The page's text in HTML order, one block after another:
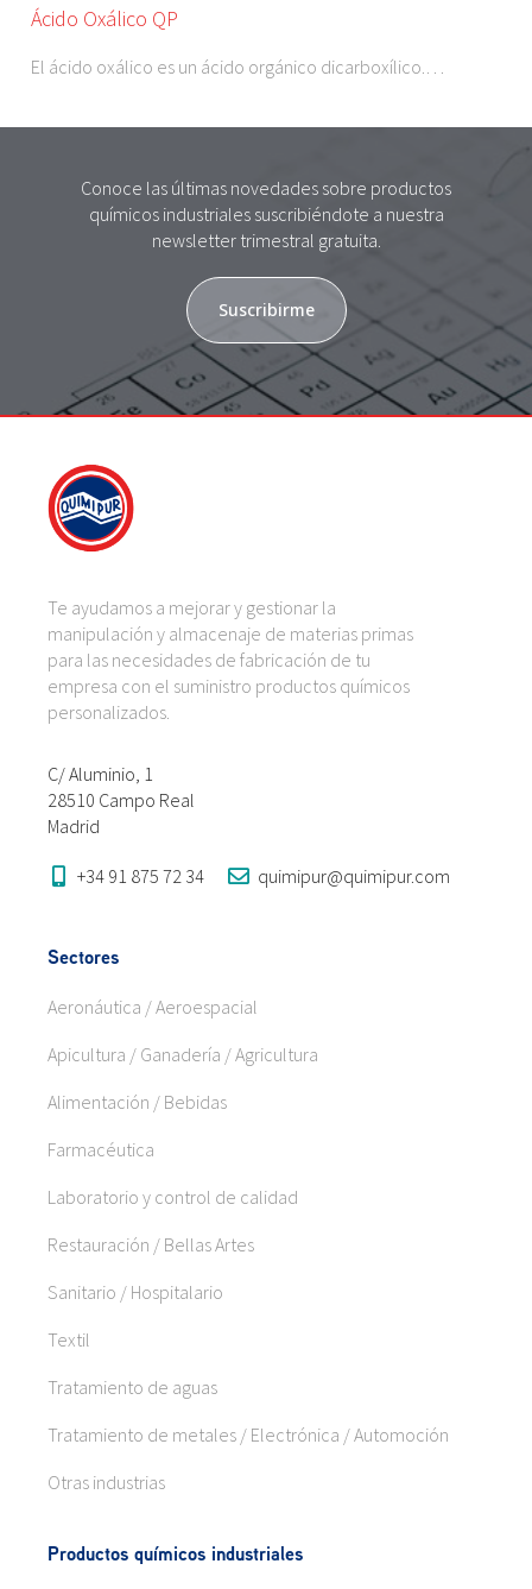
Ácido Oxálico QP
El ácido oxálico es un ácido orgánico dicarboxílico.…
Conoce las últimas novedades sobre productos
químicos industriales suscribiéndote a nuestra
newsletter trimestral gratuita.
Suscribirme
Te ayudamos a mejorar y gestionar la
manipulación y almacenaje de materias primas
para las necesidades de fabricación de tu
empresa con el suministro productos químicos
personalizados.
C/ Aluminio, 1
28510 Campo Real
Madrid
+34 91 875 72 34 quimipur@quimipur.com
Sectores
Aeronáutica / Aeroespacial
Apicultura / Ganadería / Agricultura
Alimentación / Bebidas
Farmacéutica
Laboratorio y control de calidad
Restauración / Bellas Artes
Sanitario / Hospitalario
Textil
Tratamiento de aguas
Tratamiento de metales / Electrónica / Automoción
Otras industrias
Productos químicos industriales